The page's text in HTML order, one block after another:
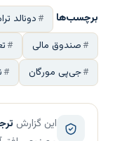
برچسب‌ها دونالد
صندوق مالی
جی‌پی مورگان
این گزارش